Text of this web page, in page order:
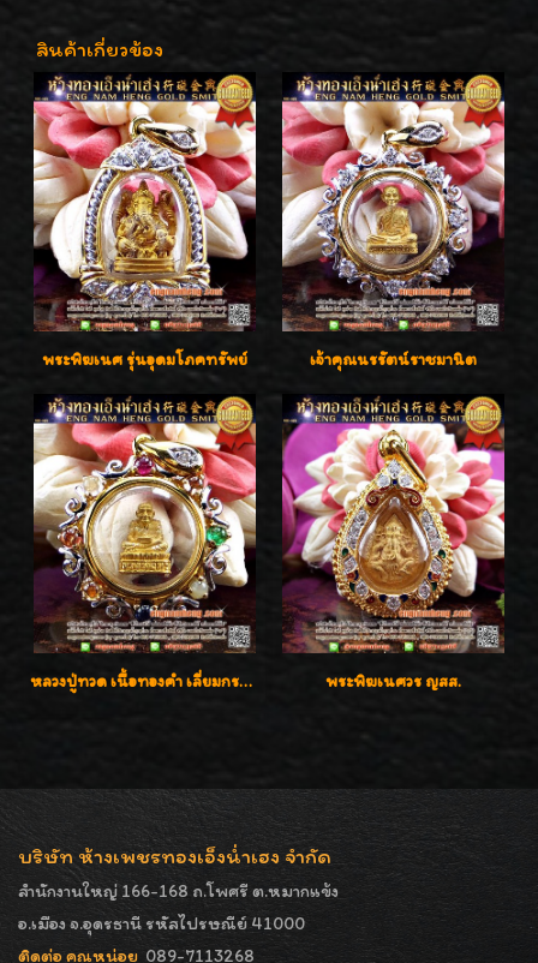
สินค้าเกี่ยวข้อง
พระพิฆเนศ รุ่นอุดมโภคทรัพย์ เจ้าคุณนรรัตน์ราชมานิต
หลวงปู่ทวด เนื้อทองคำ เลี่ยมกรอบทองคำประดับเพชรแท้และพลอยนพเก้า น่ารักมากๆค่ะ พระพิฆเนศวร ญสส.
บริษัท ห้างเพชรทองเอ็งน่ำเฮง จำกัด
สำนักงานใหญ่ 166-168 ถ.โพศรี ต.หมากแข้ง
อ.เมือง จ.อุดรธานี รหัสไปรษณีย์ 41000
ติดต่อ คุณหน่อย 089-7113268